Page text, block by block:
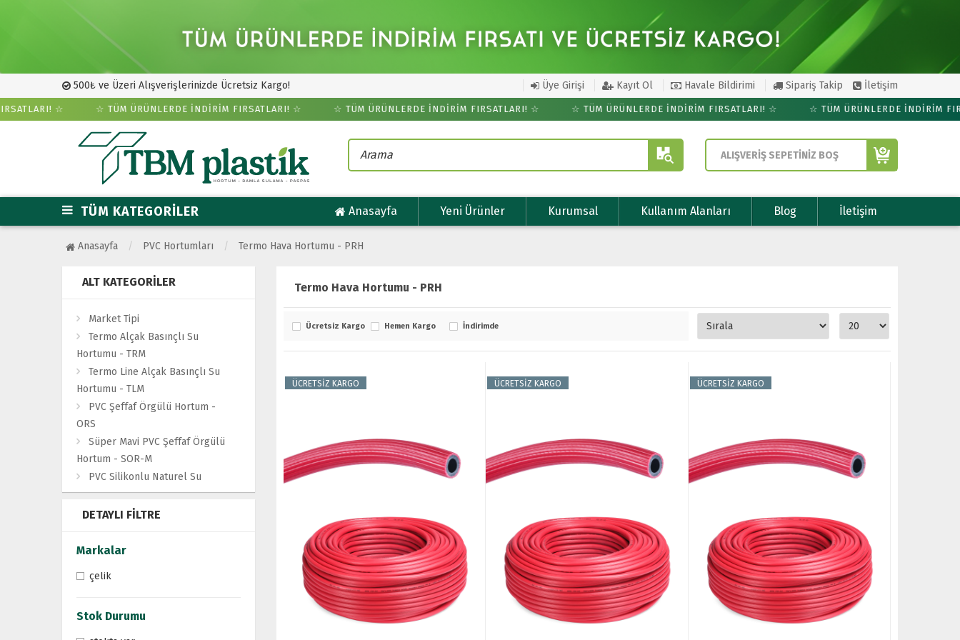
500₺ ve Üzeri Alışverişlerinizde Ücretsiz Kargo! Üye Girişi Kayıt Ol Havale Bildirimi Sipariş Takip İletişim
☆ ☆ TÜM ÜRÜNLERDE İNDİRİM FIRSATLARI! ☆ ☆ TÜM ÜRÜNLERDE İNDİRİM FIRSATLARI! ☆ ☆ TÜM ÜRÜNLERDE İNDİRİM FIRSATLARI! ☆ ☆ TÜM ÜRÜNLERDE İNDİRİM
ALIŞVERİŞ SEPETİNİZ BOŞ
TÜM KATEGORİLER Anasayfa Yeni Ürünler Kurumsal Kullanım Alanları Blog İletişim
Anasayfa PVC Hortumları Termo Hava Hortumu - PRH
ALT KATEGORILER
Market Tipi
Termo Alçak Basınçlı Su
Hortumu - TRM
Termo Line Alçak Basınçlı Su
Hortumu - TLM
PVC Şeffaf Örgülü Hortum -
ORS
Süper Mavi PVC Şeffaf Örgülü
Hortum - SOR-M
PVC Silikonlu Naturel Su
Hortumu - NSH
Turkuaz Su Hortumu - TSH
- S-NGR
PVC Apex Hortum - AP-300
CTSA
Termo Hava Hortumu - PRH
DETAYLI FILTRE
Markalar
çelik
Stok Durumu
Termo Hava Hortumu - PRH
Ücretsiz Kargo Hemen Kargo İndirimde
ÜCRETSİZ KARGO ÜCRETSİZ KARGO ÜCRETSİZ KARGO